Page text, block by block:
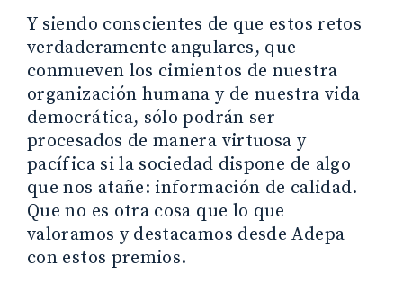
Y siendo conscientes de que estos retos
verdaderamente angulares, que
conmueven los cimientos de nuestra
organización humana y de nuestra vida
democrática, sólo podrán ser
procesados de manera virtuosa y
pacífica si la sociedad dispone de algo
que nos atañe: información de calidad.
Que no es otra cosa que lo que
valoramos y destacamos desde Adepa
con estos premios.